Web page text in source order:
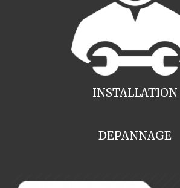
INSTALLATION
DEPANNAGE